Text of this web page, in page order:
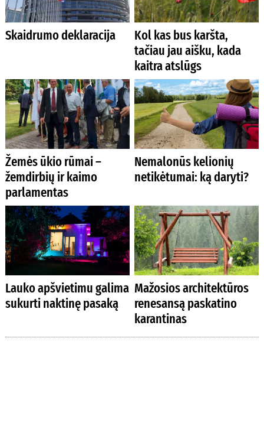
Skaidrumo deklaracija
Kol kas bus karšta,
tačiau jau aišku, kada
kaitra atslūgs
Žemės ūkio rūmai –
žemdirbių ir kaimo
parlamentas
Nemalonūs kelionių
netikėtumai: ką daryti?
Lauko apšvietimu galima
sukurti naktinę pasaką
Mažosios architektūros
renesansą paskatino
karantinas